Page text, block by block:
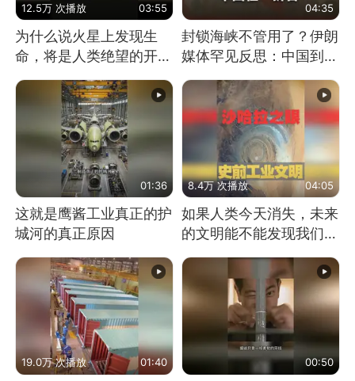
12.5万 次播放 03:55
为什么说火星上发现生
命，将是人类绝望的开
始？
04:35
封锁海峡不管用了？伊朗
媒体罕见反思：中国到底
是不是在"拆台"
01:36
这就是鹰酱工业真正的护
城河的真正原因
8.4万 次播放 04:05
如果人类今天消失，未来
的文明能不能发现我们存
19.0万 次播放 01:40 00:50